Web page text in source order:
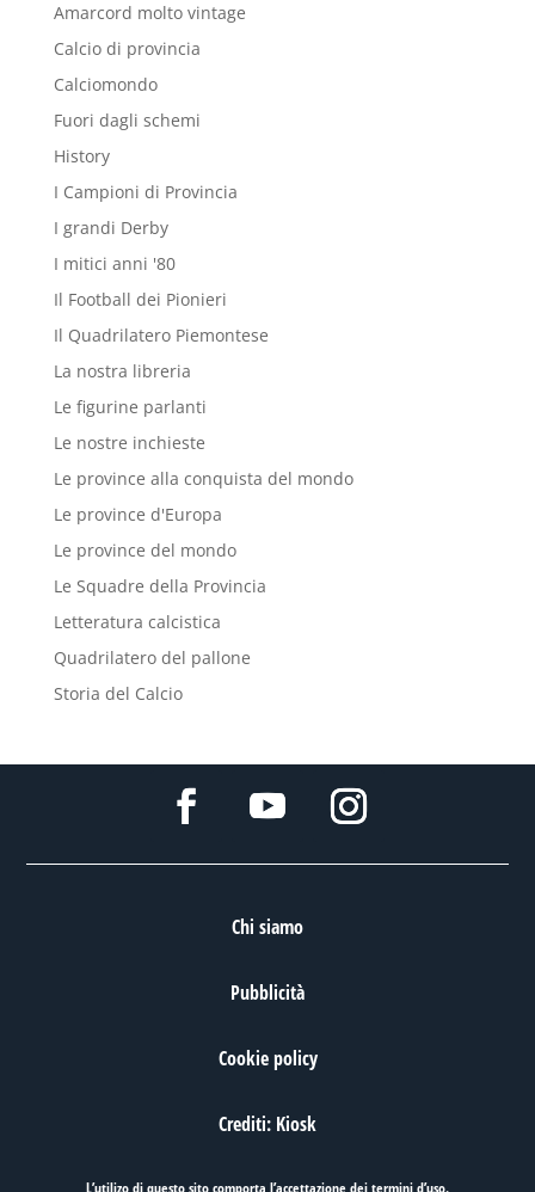
Amarcord molto vintage
Calcio di provincia
Calciomondo
Fuori dagli schemi
History
I Campioni di Provincia
I grandi Derby
I mitici anni '80
Il Football dei Pionieri
Il Quadrilatero Piemontese
La nostra libreria
Le figurine parlanti
Le nostre inchieste
Le province alla conquista del mondo
Le province d'Europa
Le province del mondo
Le Squadre della Provincia
Letteratura calcistica
Quadrilatero del pallone
Storia del Calcio
Chi siamo
Pubblicità
Cookie policy
Crediti: Kiosk